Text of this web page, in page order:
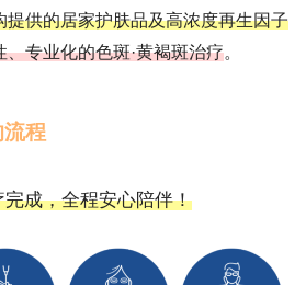
提供的居家护肤品及高浓度再生因子
、专业化的色斑·黄褐斑治疗。
流程
成，全程安心陪伴！